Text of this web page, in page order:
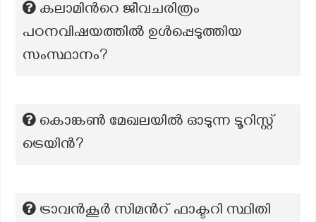
കലാമിന്‍റെ ജീവചരിത്രം
പഠനവിഷയത്തിൽ ഉൾപ്പെടുത്തിയ
സംസ്ഥാനം?
കൊങ്കൺ മേഖലയിൽ ഓടുന്ന ടൂറിസ്റ്റ്
ട്രെയിൻ?
ട്രാവന്‍കൂര്‍ സിമന്‍റ് ഫാക്ടറി സ്ഥിതി